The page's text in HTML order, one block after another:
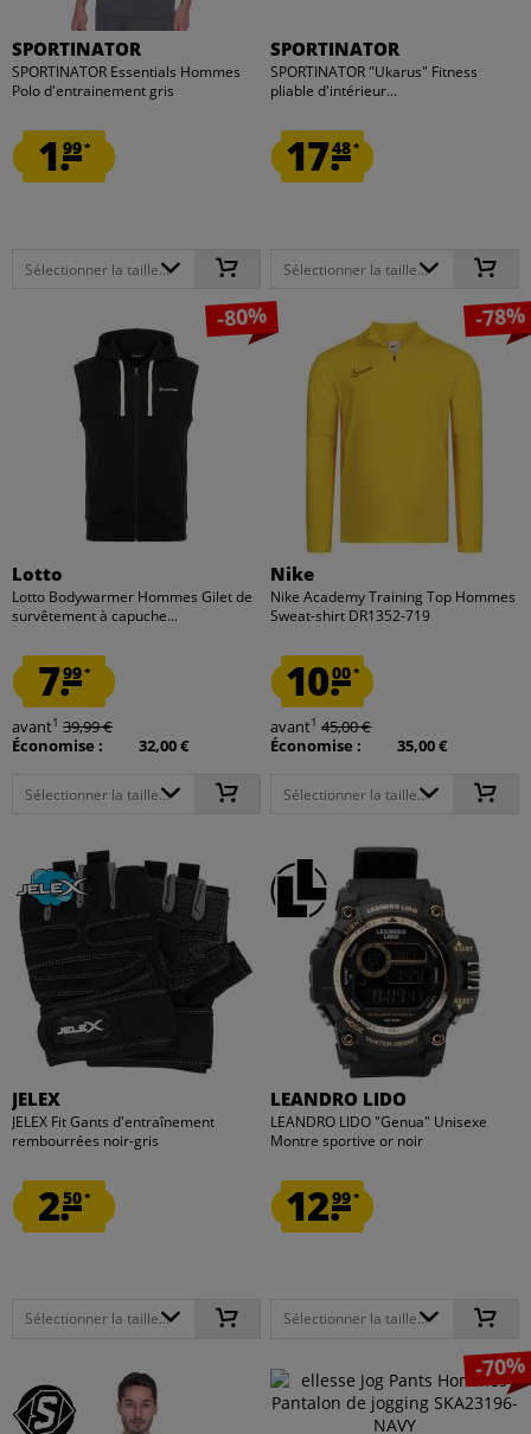
SPORTINATOR
SPORTINATOR Essentials Hommes
Polo d'entrainement gris
1.99*
Sélectionner la taille...
SPORTINATOR
SPORTINATOR "Ukarus" Fitness
pliable d'intérieur...
17.48*
Sélectionner la taille...
-80%
Lotto
Lotto Bodywarmer Hommes Gilet de
survêtement à capuche...
7.99*
avant1 39,99 €
Économise :
32,00 €
Sélectionner la taille...
-78%
Nike
Nike Academy Training Top Hommes
Sweat-shirt DR1352-719
10.00*
avant1 45,00 €
Économise :
35,00 €
Sélectionner la taille...
JELEX
JELEX Fit Gants d'entraînement
rembourrées noir-gris
2.50*
Sélectionner la taille...
LEANDRO LIDO
LEANDRO LIDO "Genua" Unisexe
Montre sportive or noir
12.99*
Sélectionner la taille...
-70%